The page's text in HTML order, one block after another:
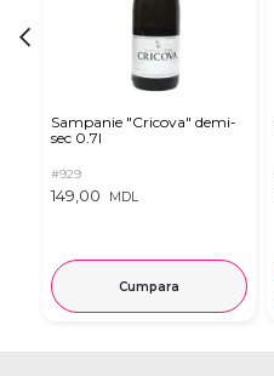
Sampanie "Cricova" demi-
sec 0.7l
#929
149,00 MDL
Cumpara